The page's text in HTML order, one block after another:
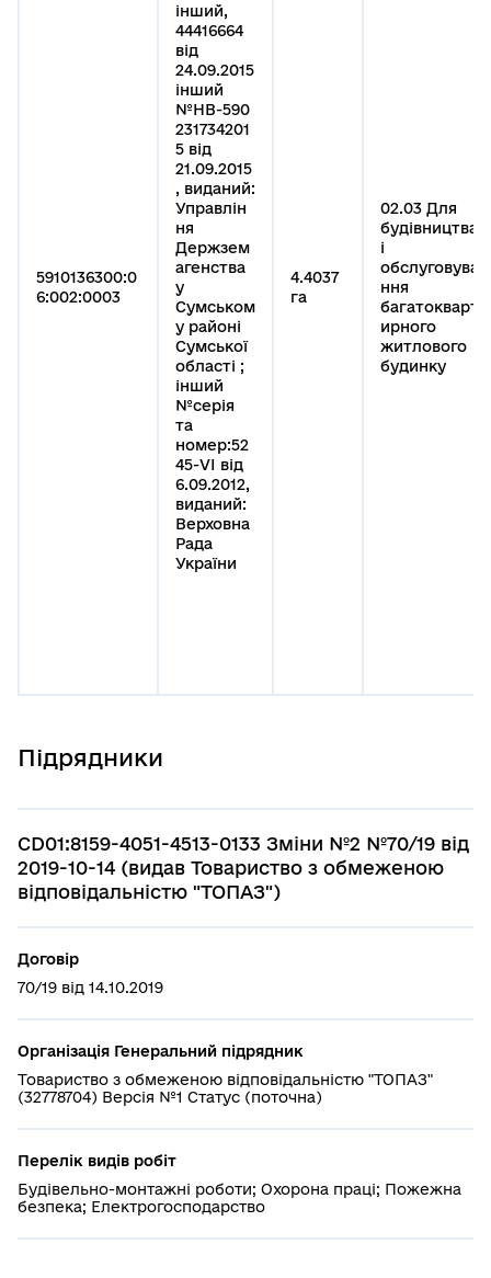
5910136300:0
6:002:0003
інший,
44416664
від
24.09.2015
інший
№НВ-590
231734201
5 від
21.09.2015
, виданий:
Управлін
ня
Держзем
агенства
у
Сумськом
у районі
Сумської
області ;
інший
№серія
та
номер:52
45-VI від
6.09.2012,
виданий:
Верховна
Рада
України
4.4037
га
02.03 Для
будівництва
і
обслуговува
ння
багатокварт
ирного
житлового
будинку
Підрядники
CD01:8159-4051-4513-0133 Зміни №2 №70/19 від
2019-10-14 (видав Товариство з обмеженою
відповідальністю "ТОПАЗ")
Договір
70/19 від 14.10.2019
Організація Генеральний підрядник
Товариство з обмеженою відповідальністю "ТОПАЗ"
(32778704) Версія №1 Статус (поточна)
Перелік видів робіт
Будівельно-монтажні роботи; Охорона праці; Пожежна
безпека; Електрогосподарство